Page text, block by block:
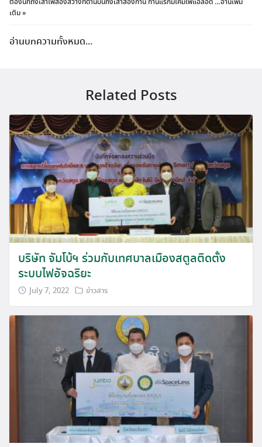
ต้องนึกถึงเสาไฟส่องสว่างที่ด้านบนกิ่งเสาสองก้าน ก้านแรกมีโคมไฟแอลอีดี …อ่านเพิ่ม
เติม »
อ่านบทความทั้งหมด...
Related Posts
บริษัท จัมโบ้ฯ ร่วมกับเทศบาลเมืองสตูลติดตั้ง
ระบบไฟอัจฉริยะ
July 7, 2022 ข่าวสาร